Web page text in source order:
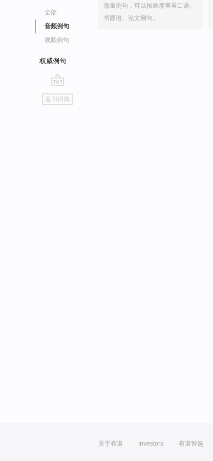
全部
音频例句
视频例句
权威例句
go
top
返回词典
海量例句，可以按难度查看口语、
书面语、论文例句。
关于有道 Investors 有道智选